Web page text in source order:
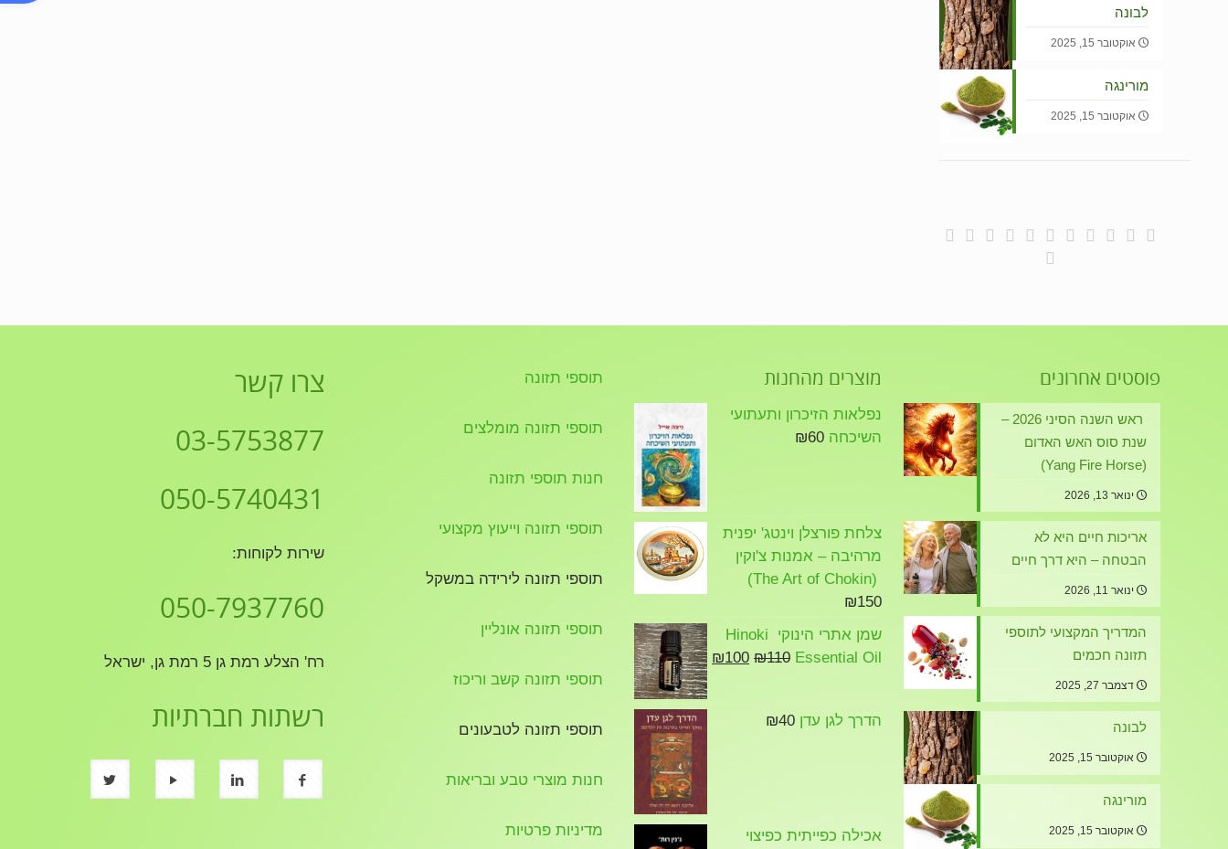
לבונה
אוקטובר 15, 2025
מורינגה
אוקטובר 15, 2025
פוסטים אחרונים
ראש השנה הסיני 2026 –
שנת סוס האש האדום
(Yang Fire Horse)
ינואר 13, 2026
אריכות חיים היא לא
הבטחה – היא דרך חיים
ינואר 11, 2026
המדריך המקצועי לתוספי
תזונה חכמים
דצמבר 27, 2025
לבונה
אוקטובר 15, 2025
מורינגה
אוקטובר 15, 2025
מוצרים מהחנות
נפלאות הזיכרון ותעתועי
השיכחה
₪60
צלחת פורצלן וינטג' יפנית
מרהיבה – אמנות צ'וקין
(The Art of Chokin)
₪150
שמן אתרי הינוקי Hinoki
Essential Oil
₪110
המחיר
המקורי
₪100
המחיר
הנוכחי
הוא:
₪100.
הדרך לגן עדן ₪40
אכילה כפייתית כפיצוי
תוספי תזונה
תוספי תזונה מומלצים
חנות תוספי תזונה
תוספי תזונה וייעוץ מקצועי
תוספי תזונה לירידה במשקל
תוספי תזונה אונליין
תוספי תזונה קשב וריכוז
תוספי תזונה לטבעונים
חנות מוצרי טבע ובריאות
מדיניות פרטיות
צרו קשר
03-5753877
050-5740431
שירות לקוחות:
050-7937760
רח' הצלע רמת גן 5 רמת גן, ישראל
רשתות חברתיות